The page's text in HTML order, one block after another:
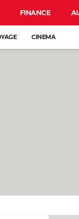
FINANCE
CINEMA